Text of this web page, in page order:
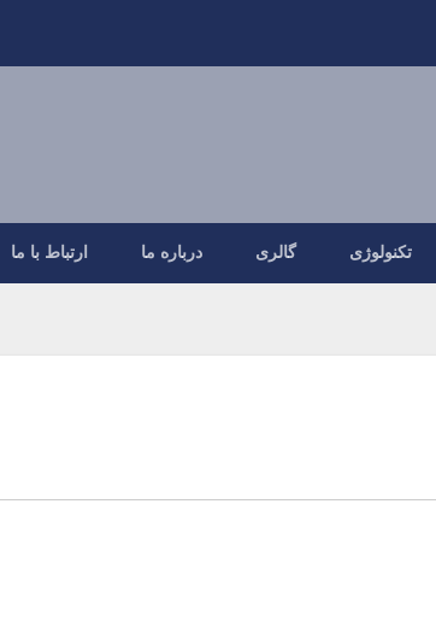
تکنولوژی گالری درباره ما ارتباط با ما